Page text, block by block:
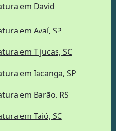
em David
em Avaí, SP
em Tijucas, SC
em Iacanga, SP
em Barão, RS
em Taió, SC